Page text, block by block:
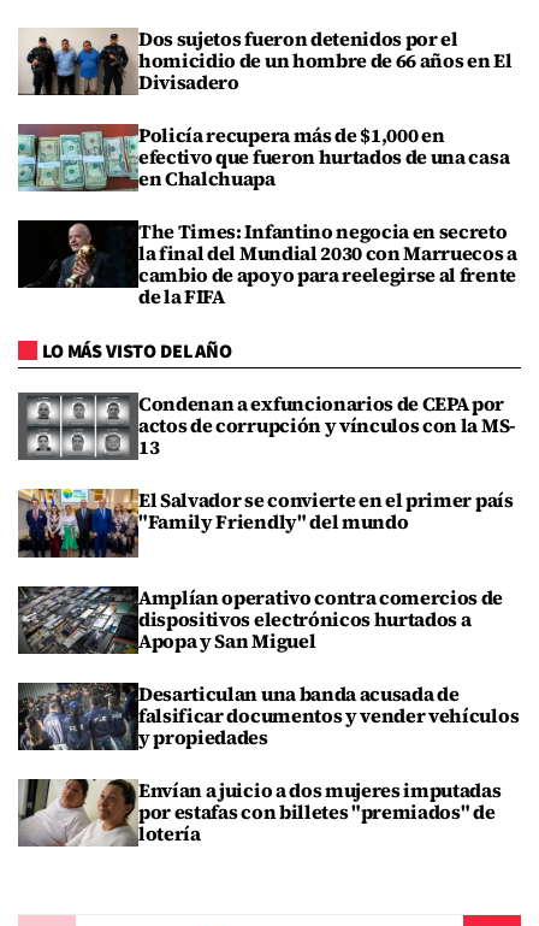
Dos sujetos fueron detenidos por el
homicidio de un hombre de 66 años en El
Divisadero
Policía recupera más de $1,000 en
efectivo que fueron hurtados de una casa
en Chalchuapa
The Times: Infantino negocia en secreto
la final del Mundial 2030 con Marruecos a
cambio de apoyo para reelegirse al frente
de la FIFA
LO MÁS VISTO DEL AÑO
Condenan a exfuncionarios de CEPA por
actos de corrupción y vínculos con la MS-
13
El Salvador se convierte en el primer país
"Family Friendly" del mundo
Amplían operativo contra comercios de
dispositivos electrónicos hurtados a
Apopa y San Miguel
Desarticulan una banda acusada de
falsificar documentos y vender vehículos
y propiedades
Envían a juicio a dos mujeres imputadas
por estafas con billetes "premiados" de
lotería